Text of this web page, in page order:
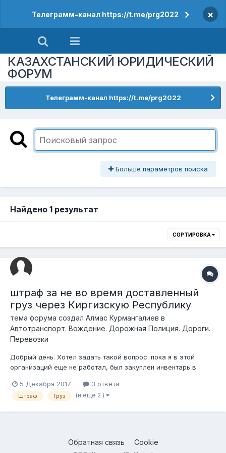
Телеграмм-канал https://t.me/prg2022 ×
КАЗАХСТАНСКИЙ ЮРИДИЧЕСКИЙ
ФОРУМ
Телеграмм-канал https://t.me/prg2022
Больше параметров поиска
Найдено 1 результат
СОРТИРОВКА
штраф за не во время доставленный
груз через Киргизскую Республику
тема форума создал Алмас Курмангалиев в
Автотранспорт. Вождение. Дорожная Полиция. Дороги.
Перевозки
Добрый день. Хотел задать такой вопрос: пока я в этой
организаций еще не работал, был закуплен инвентарь в
компанией, но он можно сказать фиктивный, к тому же, груз
доставлен не во время, с просрочкой больше месяца. Какую
5 Декабря 2017 3 ответа
Штраф Груз (и еще 2 )
Обратная связь Cookie